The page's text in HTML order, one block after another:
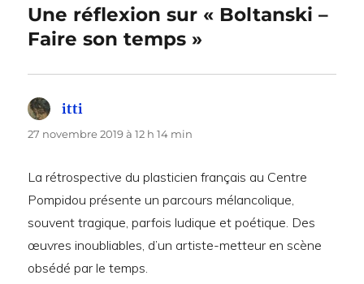
Une réflexion sur « Boltanski –
Faire son temps »
itti
27 novembre 2019 à 12 h 14 min
La rétrospective du plasticien français au Centre
Pompidou présente un parcours mélancolique,
souvent tragique, parfois ludique et poétique. Des
œuvres inoubliables, d’un artiste-metteur en scène
obsédé par le temps.